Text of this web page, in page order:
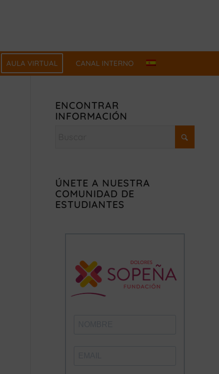
AULA VIRTUAL CANAL INTERNO
ENCONTRAR
INFORMACIÓN
ÚNETE A NUESTRA
COMUNIDAD DE
ESTUDIANTES